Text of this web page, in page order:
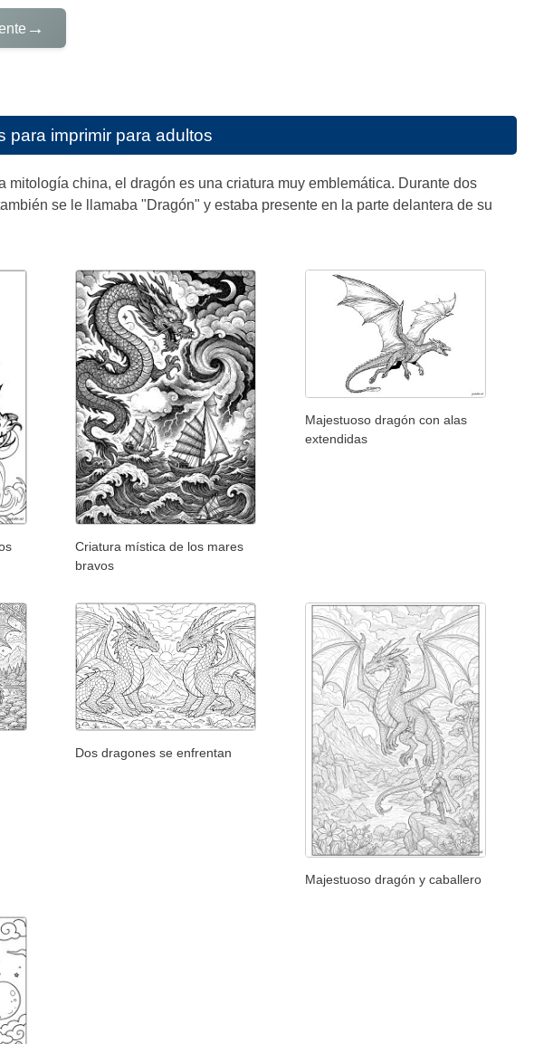
→
para imprimir para adultos
china, el dragón es una criatura muy emblemática. Durante dos
se le llamaba "Dragón" y estaba presente en la parte delantera de su
Criatura mística de los mares
bravos
Majestuoso dragón con alas
extendidas
Dos dragones se enfrentan
Majestuoso dragón y caballero